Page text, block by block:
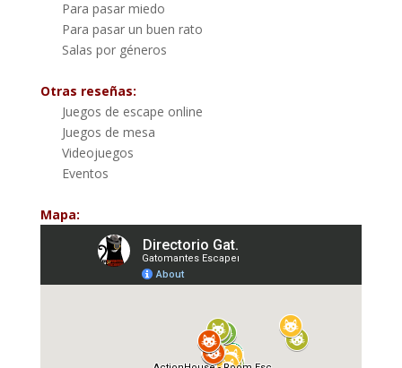
Para pasar miedo
Para pasar un buen rato
Salas por géneros
Otras reseñas:
Juegos de escape online
Juegos de mesa
Videojuegos
Eventos
Mapa: